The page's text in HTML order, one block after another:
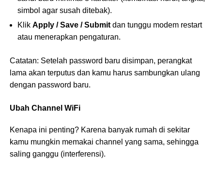
simbol agar susah ditebak).
Klik Apply / Save / Submitdan tunggu modem restart
atau menerapkan pengaturan.
Catatan: Setelah password baru disimpan, perangkat
lama akan terputus dan kamu harus sambungkan ulang
dengan password baru.
Ubah Channel WiFi
Kenapa ini penting? Karena banyak rumah di sekitar
kamu mungkin memakai channel yang sama, sehingga
saling ganggu (interferensi).